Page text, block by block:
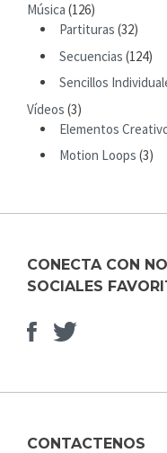
F
Música (126)
Partituras (32)
Secuencias (124)
Sencillos
Vídeos (3)
Elementos
Motion Loops (3)
CONECTA CON
SOCIALES
Facebook
Elemento
CONTACTENOS